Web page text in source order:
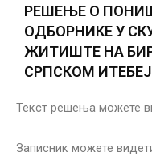
РЕШЕЊЕ О
ОДБОРНИКЕ У
ЖИТИШТЕ НА
СРПСКОМ
Текст решења можете
Записник можете